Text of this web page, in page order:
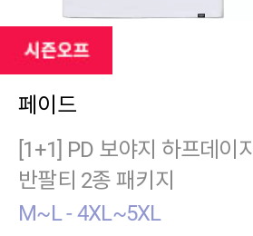
페이드
[1+1] PD 보야지 하프데이지
반팔티 2종 패키지
M~L - 4XL~5XL